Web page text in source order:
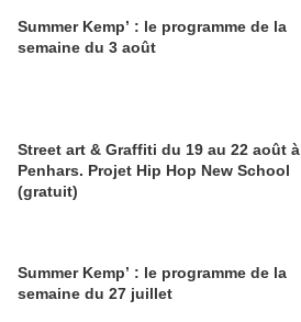
Summer Kemp’ : le programme de la
semaine du 3 août
Street art & Graffiti du 19 au 22 août à
Penhars. Projet Hip Hop New School
(gratuit)
Summer Kemp’ : le programme de la
semaine du 27 juillet